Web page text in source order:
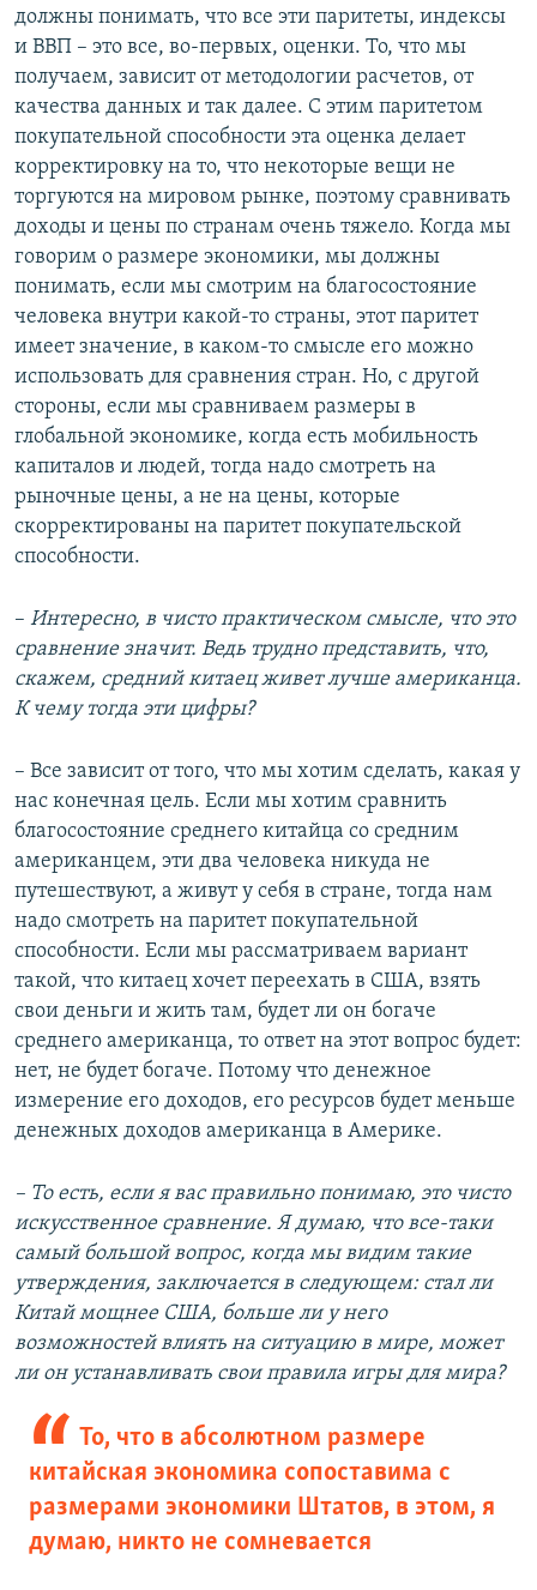
должны понимать, что все эти паритеты, индексы
и ВВП – это все, во-первых, оценки. То, что мы
получаем, зависит от методологии расчетов, от
качества данных и так далее. С этим паритетом
покупательной способности эта оценка делает
корректировку на то, что некоторые вещи не
торгуются на мировом рынке, поэтому сравнивать
доходы и цены по странам очень тяжело. Когда мы
говорим о размере экономики, мы должны
понимать, если мы смотрим на благосостояние
человека внутри какой-то страны, этот паритет
имеет значение, в каком-то смысле его можно
использовать для сравнения стран. Но, с другой
стороны, если мы сравниваем размеры в
глобальной экономике, когда есть мобильность
капиталов и людей, тогда надо смотреть на
рыночные цены, а не на цены, которые
скорректированы на паритет покупательской
способности.
– Интересно, в чисто практическом смысле, что это
сравнение значит. Ведь трудно представить, что,
скажем, средний китаец живет лучше американца.
К чему тогда эти цифры?
– Все зависит от того, что мы хотим сделать, какая у
нас конечная цель. Если мы хотим сравнить
благосостояние среднего китайца со средним
американцем, эти два человека никуда не
путешествуют, а живут у себя в стране, тогда нам
надо смотреть на паритет покупательной
способности. Если мы рассматриваем вариант
такой, что китаец хочет переехать в США, взять
свои деньги и жить там, будет ли он богаче
среднего американца, то ответ на этот вопрос будет:
нет, не будет богаче. Потому что денежное
измерение его доходов, его ресурсов будет меньше
денежных доходов американца в Америке.
– То есть, если я вас правильно понимаю, это чисто
искусственное сравнение. Я думаю, что все-таки
самый большой вопрос, когда мы видим такие
утверждения, заключается в следующем: стал ли
Китай мощнее США, больше ли у него
возможностей влиять на ситуацию в мире, может
ли он устанавливать свои правила игры для мира?
То, что в абсолютном размере
китайская экономика сопоставима с
размерами экономики Штатов, в этом, я
думаю, никто не сомневается